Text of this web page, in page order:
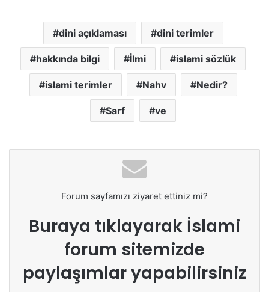
dini açıklaması dini terimler
hakkında bilgi İlmi islami sözlük
islami terimler Nahv Nedir?
Sarf ve
Forum sayfamızı ziyaret ettiniz mi?
Buraya tıklayarak İslami
forum sitemizde
paylaşımlar yapabilirsiniz